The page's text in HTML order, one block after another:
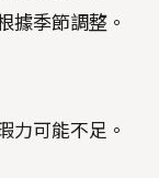
據季節調整。
力可能不足。